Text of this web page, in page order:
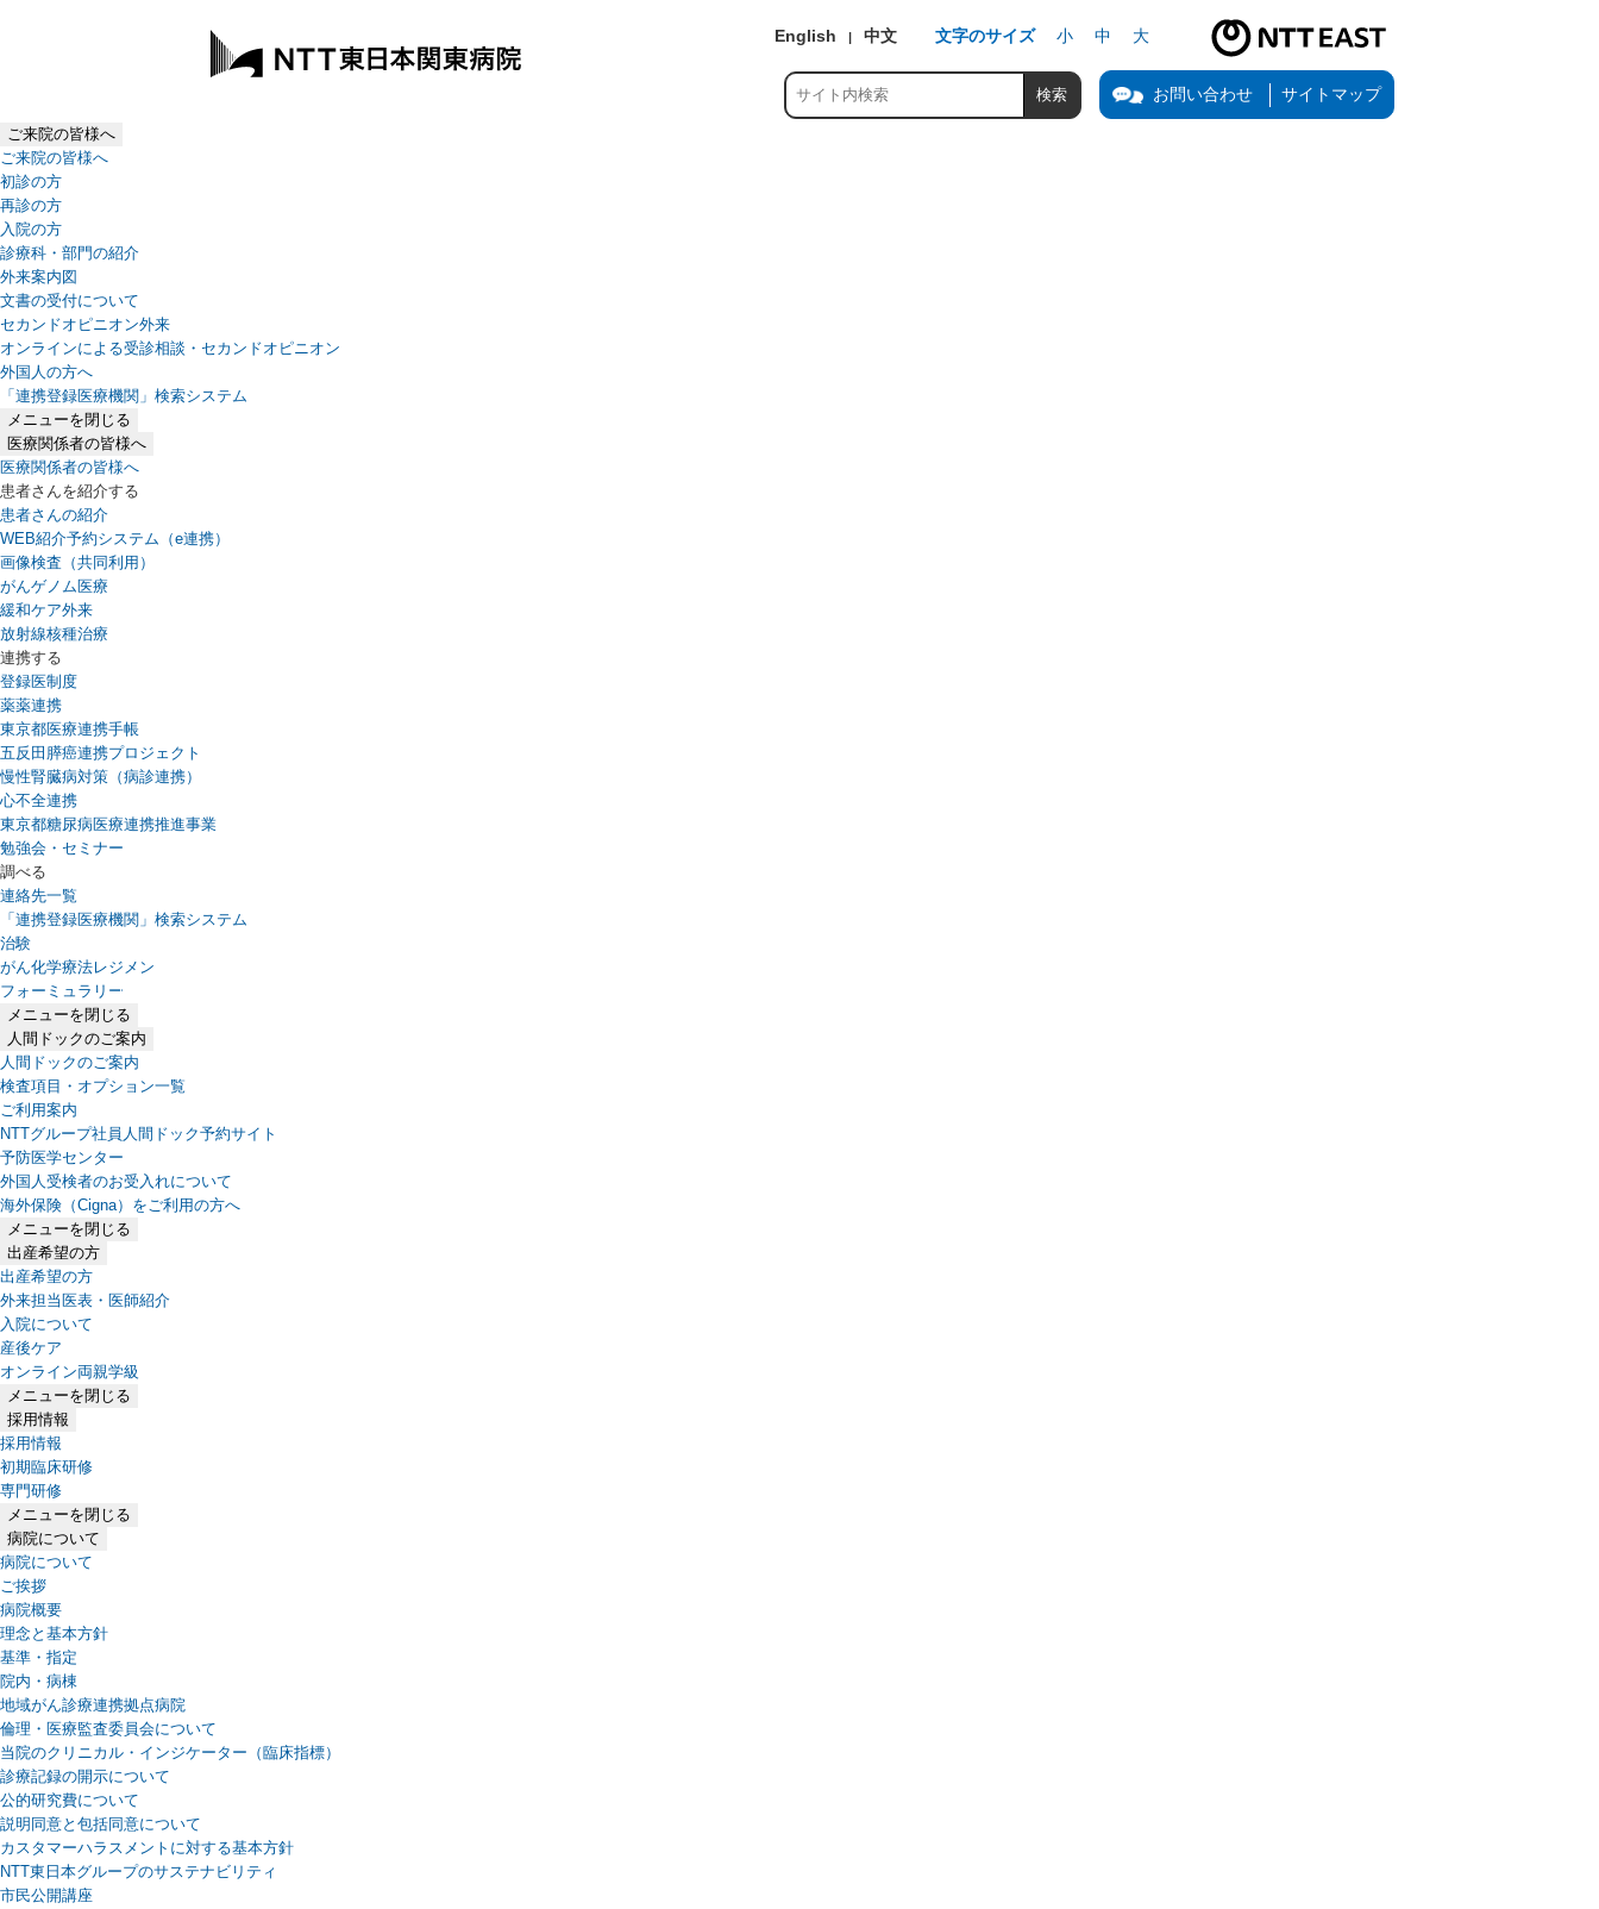
English 中文 文字のサイズ 小 中 大
NTT東日本公式サイト（新しいタブで開きます）
お問い合わせ サイトマップ
ご来院の皆様へ
ご来院の皆様へ
初診の方
再診の方
入院の方
診療科・部門の紹介
外来案内図
文書の受付について
セカンドオピニオン外来
オンラインによる受診相談・セカンドオピニオン
外国人の方へ
「連携登録医療機関」検索システム
（新しいタブで開きます）
メニューを閉じる
医療関係者の皆様へ
医療関係者の皆様へ
患者さんを紹介する
患者さんの紹介
WEB紹介予約システム（e連携）
（新しいタブで開きます）
画像検査（共同利用）
がんゲノム医療
緩和ケア外来
放射線核種治療
連携する
登録医制度
薬薬連携
東京都医療連携手帳
五反田膵癌連携プロジェクト
慢性腎臓病対策（病診連携）
心不全連携
東京都糖尿病医療連携推進事業
勉強会・セミナー
調べる
連絡先一覧
「連携登録医療機関」検索システム
（新しいタブで開きます）
治験
がん化学療法レジメン
フォーミュラリー
（PDFファイル、新しいタブで開きます）
メニューを閉じる
人間ドックのご案内
人間ドックのご案内
検査項目・オプション一覧
ご利用案内
NTTグループ社員人間ドック予約サイト
予防医学センター
外国人受検者のお受入れについて
海外保険（Cigna）をご利用の方へ
メニューを閉じる
出産希望の方
出産希望の方
外来担当医表・医師紹介
入院について
産後ケア
オンライン両親学級
メニューを閉じる
採用情報
採用情報
初期臨床研修
専門研修
メニューを閉じる
病院について
病院について
ご挨拶
病院概要
理念と基本方針
基準・指定
院内・病棟
地域がん診療連携拠点病院
倫理・医療監査委員会について
当院のクリニカル・インジケーター（臨床指標）
診療記録の開示について
公的研究費について
説明同意と包括同意について
カスタマーハラスメントに対する基本方針
NTT東日本グループのサステナビリティ
（新しいタブで開きます）
市民公開講座